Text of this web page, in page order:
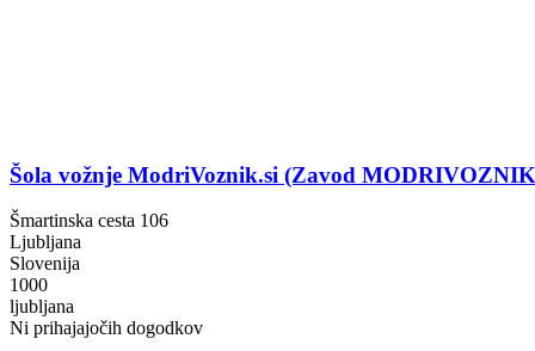
Šola vožnje ModriVoznik.si (Zavod
Šmartinska cesta 106
Ljubljana
Slovenija
1000
ljubljana
Ni prihajajočih dogodkov